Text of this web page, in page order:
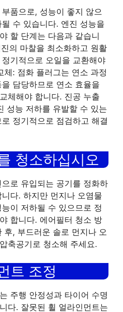
품으로, 성능이 좋지 않으
수 있습니다. 엔진 성능을
할 단계는 다음과 같습니
의 마찰을 최소화하고 원활
기적으로 오일을 교환해야
체: 점화 플러그는 연소 과정
담당하므로 연소 효율을
체해야 합니다. 진공 누출
성능 저하를 유발할 수 있는
정기적으로 점검하고 해결
청소하십시오
로 유입되는 공기를 정화하
다. 하지만 먼지나 오염물
이 저하될 수 있으므로 정
합니다. 에어필터 청소 방
후, 부드러운 솔로 먼지나 오
축공기로 청소해 주세요.
트 조정
주행 안정성과 타이어 수명
다. 잘못된 휠 얼라인먼트는